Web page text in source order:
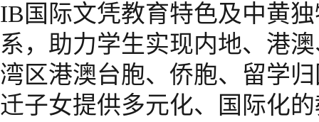
IB国际文凭教育特色及中黄
系，助力学生实现内地、港
湾区港澳台胞、侨胞、留学
迁子女提供多元化、国际化